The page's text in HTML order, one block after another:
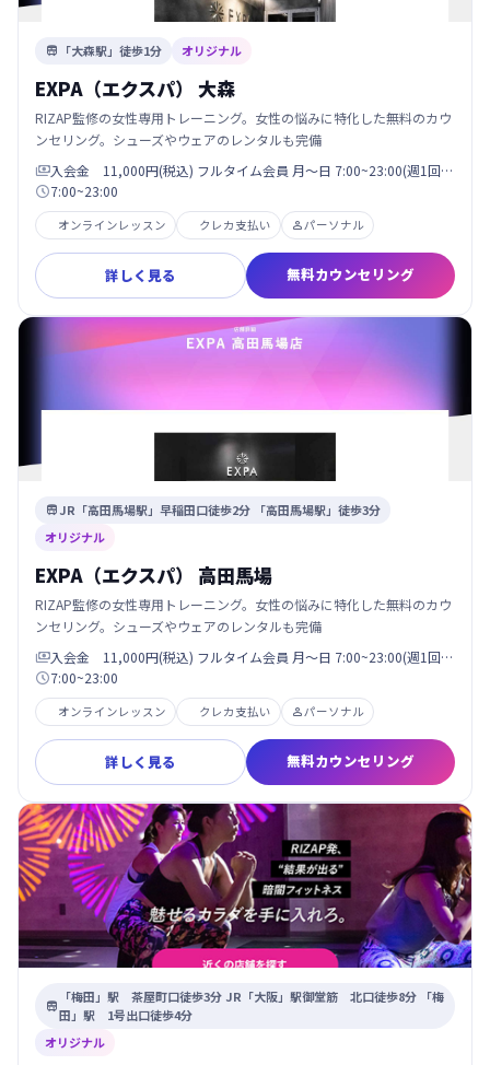
 「大森駅」徒歩1分 オリジナル
EXPA（エクスパ） 大森
RIZAP監修の女性専用トレーニング。女性の悩みに特化した無料のカウ
ンセリング。シューズやウェアのレンタルも完備
入会金 11,000円(税込) フルタイム会員 月〜日 7:00~23:00(週1回…
7:00~23:00
オンラインレッスン クレカ支払い パーソナル
詳しく見る 無料カウンセリング
 JR「高田馬場駅」早稲田口徒歩2分 「高田馬場駅」徒歩3分
オリジナル
EXPA（エクスパ） 高田馬場
RIZAP監修の女性専用トレーニング。女性の悩みに特化した無料のカウ
ンセリング。シューズやウェアのレンタルも完備
入会金 11,000円(税込) フルタイム会員 月〜日 7:00~23:00(週1回…
7:00~23:00
オンラインレッスン クレカ支払い パーソナル
詳しく見る 無料カウンセリング

「梅田」駅 茶屋町口徒歩3分 JR「大阪」駅御堂筋 北口徒歩8分 「梅
田」駅 1号出口徒歩4分
オリジナル